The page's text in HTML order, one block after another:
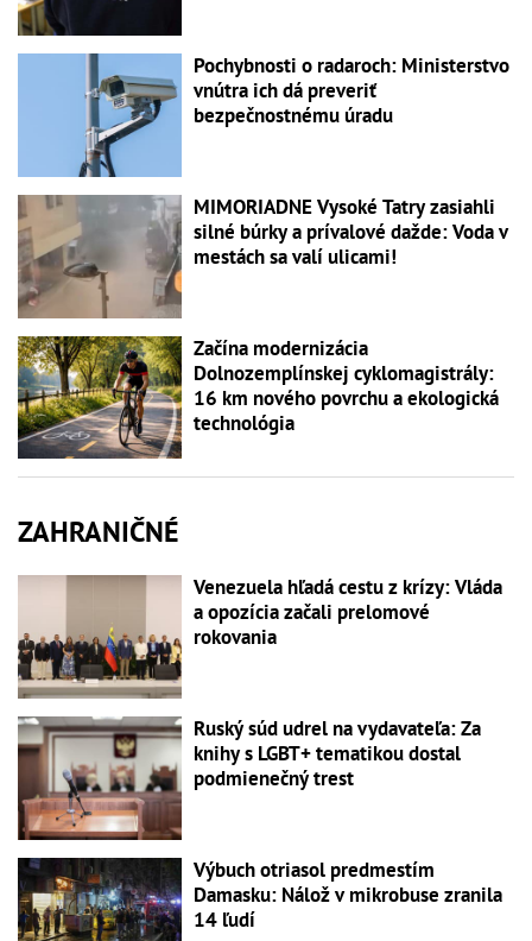
Pochybnosti o radaroch: Ministerstvo
vnútra ich dá preveriť
bezpečnostnému úradu
MIMORIADNE Vysoké Tatry zasiahli
silné búrky a prívalové dažde: Voda v
mestách sa valí ulicami!
Začína modernizácia
Dolnozemplínskej cyklomagistrály:
16 km nového povrchu a ekologická
technológia
ZAHRANIČNÉ
Venezuela hľadá cestu z krízy: Vláda
a opozícia začali prelomové
rokovania
Ruský súd udrel na vydavateľa: Za
knihy s LGBT+ tematikou dostal
podmienečný trest
Výbuch otriasol predmestím
Damasku: Nálož v mikrobuse zranila
14 ľudí